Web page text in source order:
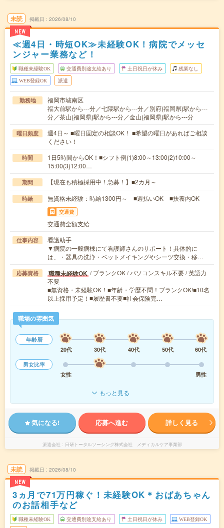
未読
NEW
掲載日 2026/08/10
≪週4日・時短OK≫未経験OK！病院でメッセ
ンジャー業務など！
職種未経験OK 交通費別途支給あり 土日祝日が休み 残業なし
WEB登録OK 派遣
勤務地
福岡市城南区
福大前駅から---分／七隈駅から---分／別府(福岡県)駅から---
分／茶山(福岡県)駅から---分／金山(福岡県)駅から---分
曜日頻度
週4日～ ■曜日固定の相談OK！ ■希望の曜日があればご相談
ください！
時間
1日5時間からOK！■シフト例(1)8:00～13:00(2)10:00～
15:00(3)12:00…
期間 【現在も積極採用中！急募！】■2カ月～
時給 無資格未経験：時給1300円～ ■週払いOK ■扶養内OK
交通費
交通費全額支給
仕事内容
看護助手
▼病院の一般病棟にて看護師さんのサポート！具体的に
は、・器具の洗浄・ベットメイキングやシーツ交換・移…
応募資格 職種未経験OK / ブランクOK / パソコンスキル不要 / 英語力
不要
■無資格・未経験OK！■年齢・学歴不問！ブランクOK!■10名
以上採用予定！■履歴書不要■社会保険完…
職場の雰囲気
年齢層
20代
30代 40代 50代
60代
男女比率
女性
男性
もっと見る
気になる! 応募へ進む 詳しく見る
派遣会社 日研トータルソーシング株式会社 メディカルケア事業部
未読
NEW
掲載日 2026/08/10
3ヵ月で71万円稼ぐ！未経験OK＊おばあちゃん
のお話相手など
職種未経験OK 交通費別途支給あり 土日祝日が休み WEB登録OK